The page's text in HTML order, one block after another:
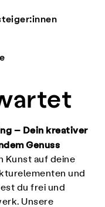
– Dein kreativer
Genuss
Kunst auf deine
und
du frei und
Unsere